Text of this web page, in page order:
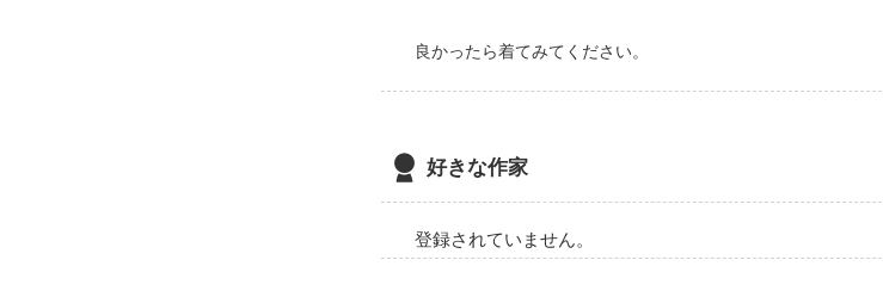
良かったら着てみてください。
好きな作家
登録されていません。